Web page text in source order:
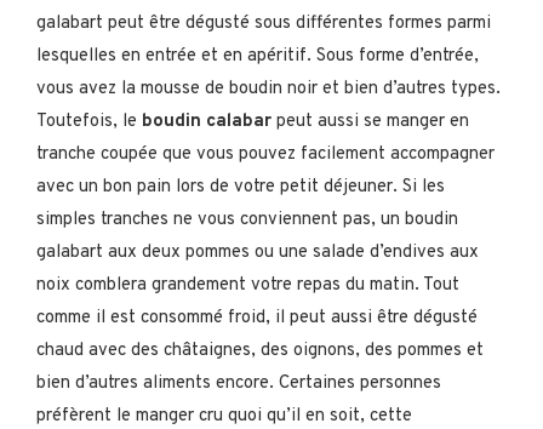
galabart peut être dégusté sous différentes formes parmi
lesquelles en entrée et en apéritif. Sous forme d’entrée,
vous avez la mousse de boudin noir et bien d’autres types.
Toutefois, le boudin calabar peut aussi se manger en
tranche coupée que vous pouvez facilement accompagner
avec un bon pain lors de votre petit déjeuner. Si les
simples tranches ne vous conviennent pas, un boudin
galabart aux deux pommes ou une salade d’endives aux
noix comblera grandement votre repas du matin. Tout
comme il est consommé froid, il peut aussi être dégusté
chaud avec des châtaignes, des oignons, des pommes et
bien d’autres aliments encore. Certaines personnes
préfèrent le manger cru quoi qu’il en soit, cette